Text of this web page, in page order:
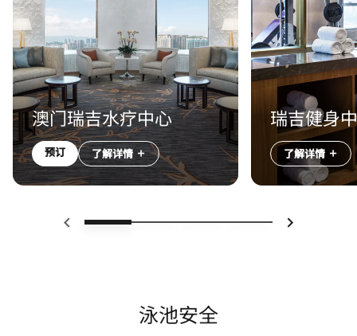
澳门瑞吉水疗中心
预订 了解详情
瑞吉健身
了解详情
上一页 下一页
泳池安全